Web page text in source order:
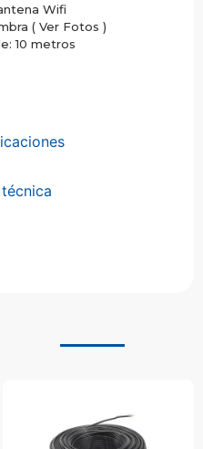
Wifi
( Ver Fotos )
10 metros